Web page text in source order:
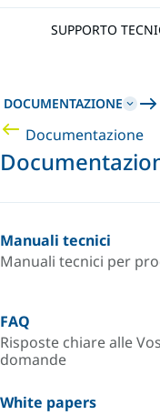
SUPPORTO
DOCUMENTAZIONE
Documentazione
Manuali tecnici
Manuali tecnici per
FAQ
Risposte chiare alle
domande
White papers